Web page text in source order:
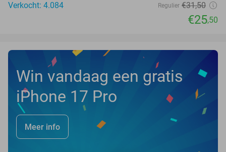
Verkocht: 4.084
Regulier €31,50
€25,50
Win vandaag een gratis
iPhone 17 Pro
Meer info